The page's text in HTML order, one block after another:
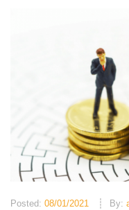
Posted: 08/01/2021 By: